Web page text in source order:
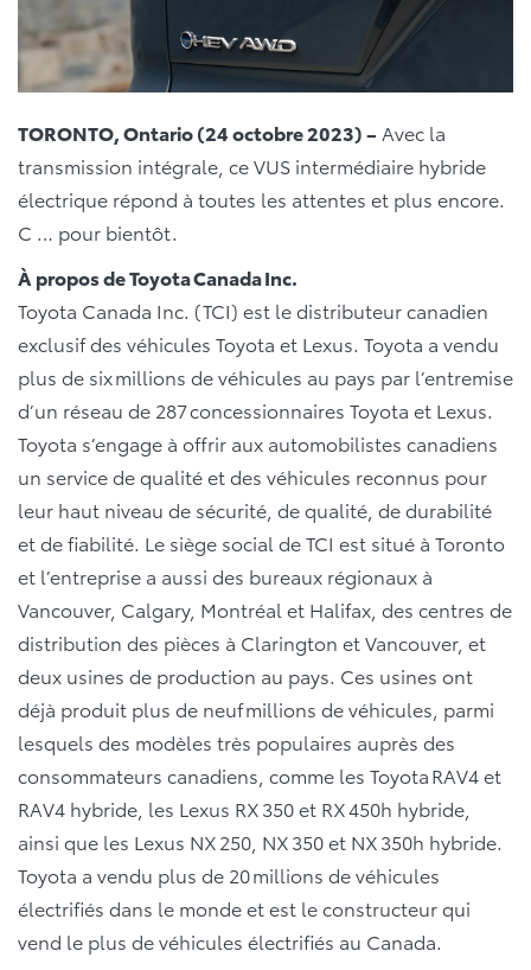
TORONTO, Ontario (24 octobre 2023) – Avec la
transmission intégrale, ce VUS intermédiaire hybride
électrique répond à toutes les attentes et plus encore.
C … pour bientôt.
À propos de Toyota Canada Inc.
Toyota Canada Inc. (TCI) est le distributeur canadien
exclusif des véhicules Toyota et Lexus. Toyota a vendu
plus de six millions de véhicules au pays par l’entremise
d’un réseau de 287 concessionnaires Toyota et Lexus.
Toyota s’engage à offrir aux automobilistes canadiens
un service de qualité et des véhicules reconnus pour
leur haut niveau de sécurité, de qualité, de durabilité
et de fiabilité. Le siège social de TCI est situé à Toronto
et l’entreprise a aussi des bureaux régionaux à
Vancouver, Calgary, Montréal et Halifax, des centres de
distribution des pièces à Clarington et Vancouver, et
deux usines de production au pays. Ces usines ont
déjà produit plus de neuf millions de véhicules, parmi
lesquels des modèles très populaires auprès des
consommateurs canadiens, comme les Toyota RAV4 et
RAV4 hybride, les Lexus RX 350 et RX 450h hybride,
ainsi que les Lexus NX 250, NX 350 et NX 350h hybride.
Toyota a vendu plus de 20 millions de véhicules
électrifiés dans le monde et est le constructeur qui
vend le plus de véhicules électrifiés au Canada.